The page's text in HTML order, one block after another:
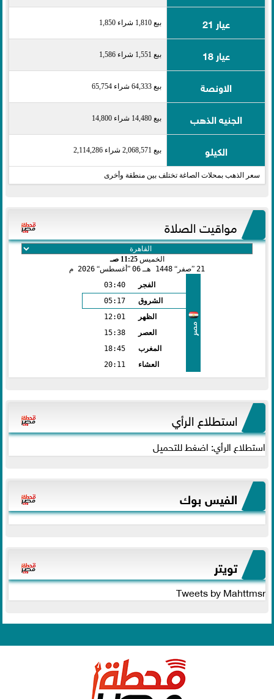
عيار 21 بيع 1,810 شراء 1,850
عيار 18 بيع 1,551 شراء 1,586
الاونصة بيع 64,333 شراء 65,754
الجنيه الذهب بيع 14,480 شراء 14,800
الكيلو بيع 2,068,571 شراء 2,114,286
سعر الذهب بمحلات الصاغة تختلف بين منطقة وأخرى
مواقيت الصلاة
الخميس11:25 صـ
21
صفر 1448 هـ 06 أغسطس 2026 م
مصر
الفجر
03:40
الشروق
05:17
الظهر
12:01
العصر
15:38
المغرب
18:45
العشاء
20:11
استطلاع الرأي
استطلاع الرأي: اضغط للتحميل
الفيس بوك
تويتر
Tweets by Mahttmsr